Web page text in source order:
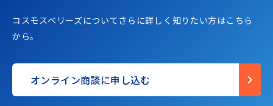
コスモスベリーズについてさらに詳しく知りたい方はこちら
から。
オンライン商談に申し込む